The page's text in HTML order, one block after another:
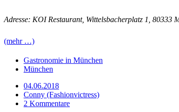
Adresse: KOI Restaurant, Wittelsbacherplatz 1, 80333
(mehr …)
Gastronomie in München
München
04.06.2018
Conny (Fashionvictress)
2 Kommentare